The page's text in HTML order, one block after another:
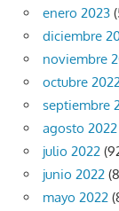
enero 2023
diciembre
noviembre
octubre
septiembre
agosto 2022
julio 2022
junio 2022
mayo 2022